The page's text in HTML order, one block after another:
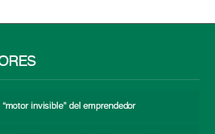
invisible” del emprendedor